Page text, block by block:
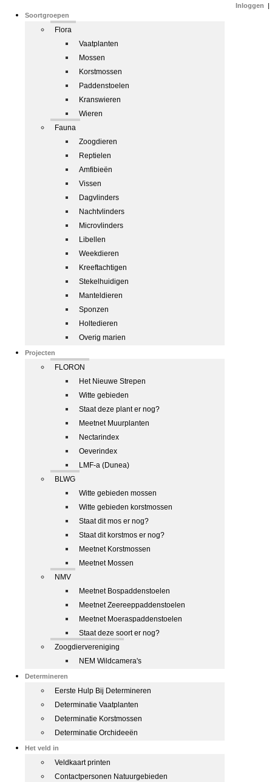
Soortgroepen
Flora
Vaatplanten
Mossen
Korstmossen
Paddenstoelen
Kranswieren
Wieren
Fauna
Zoogdieren
Reptielen
Amfibieën
Vissen
Dagvlinders
Nachtvlinders
Microvlinders
Libellen
Weekdieren
Kreeftachtigen
Stekelhuidigen
Manteldieren
Sponzen
Holtedieren
Overig marien
Projecten
FLORON
Het Nieuwe Strepen
Witte gebieden
Staat deze plant er nog?
Meetnet Muurplanten
Nectarindex
Oeverindex
LMF-a (Dunea)
BLWG
Witte gebieden mossen
Witte gebieden korstmossen
Staat dit mos er nog?
Staat dit korstmos er nog?
Meetnet Korstmossen
Meetnet Mossen
NMV
Meetnet Bospaddenstoelen
Meetnet Zeereeppaddenstoelen
Meetnet Moeraspaddenstoelen
Staat deze soort er nog?
Zoogdiervereniging
NEM Wildcamera's
Determineren
Eerste Hulp Bij Determineren
Determinatie Vaatplanten
Determinatie Korstmossen
Determinatie Orchideeën
Het veld in
Veldkaart printen
Contactpersonen Natuurgebieden
Inloggen |